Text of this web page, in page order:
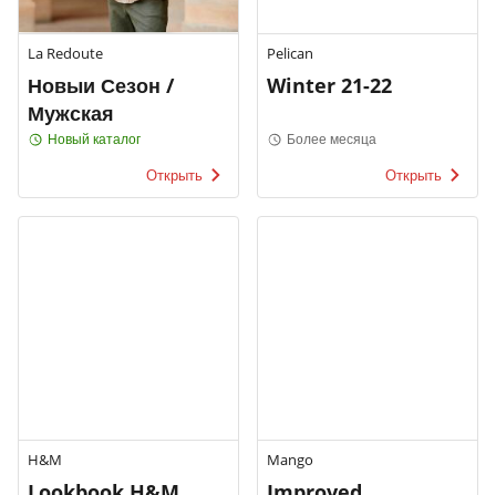
La Redoute
Новыи Сезон /
Мужская
Новый каталог
Открыть
Pelican
Winter 21-22
Более месяца
Открыть
H&M Mango